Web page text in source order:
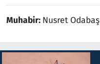
Muhabir: Nusret Odabaş